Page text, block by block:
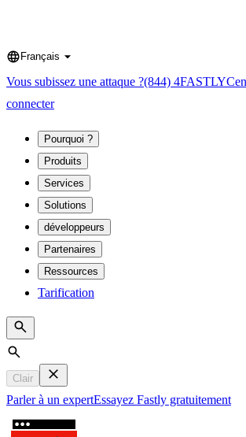
Language
Français
Vous subissez une attaque ?(844) 4FASTLY
connecter
Pourquoi ?
Produits
Services
Solutions
développeurs
Partenaires
Ressources
Tarification
Search
Clair
Parler à un expertEssayez Fastly gratuitement